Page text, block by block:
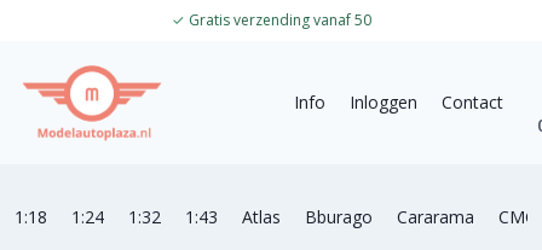
✓ Gratis verzending vanaf 50
Info Inloggen
Contact
1:18 1:24 1:32 1:43 Atlas Bburago Cararama CMC